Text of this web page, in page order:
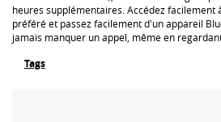
heures supplémentaires. Accédez facilement
préféré et passez facilement d'un appareil
jamais manquer un appel, même en
Tags